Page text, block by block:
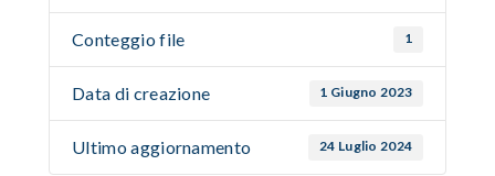
Conteggio file 1
Data di creazione 1 Giugno 2023
Ultimo aggiornamento 24 Luglio 2024